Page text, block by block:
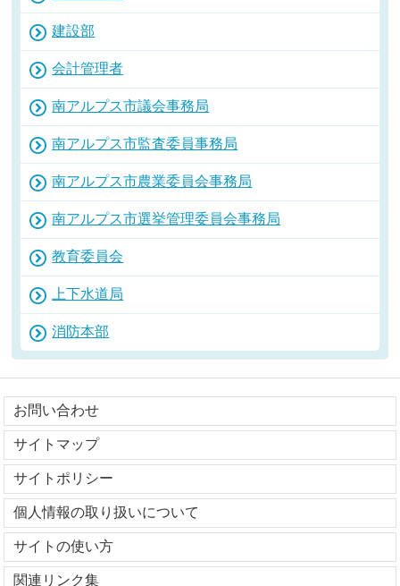
建設部
会計管理者
南アルプス市議会事務局
南アルプス市監査委員事務局
南アルプス市農業委員会事務局
南アルプス市選挙管理委員会事務局
教育委員会
上下水道局
消防本部
お問い合わせ
サイトマップ
サイトポリシー
個人情報の取り扱いについて
サイトの使い方
関連リンク集